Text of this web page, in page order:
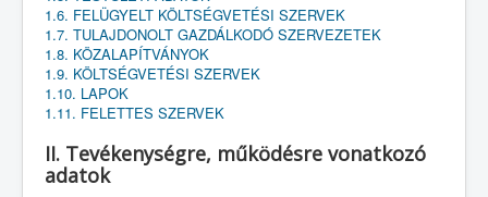
1.6. FELÜGYELT KÖLTSÉGVETÉSI SZERVEK
1.7. TULAJDONOLT GAZDÁLKODÓ SZERVEZETEK
1.8. KÖZALAPÍTVÁNYOK
1.9. KÖLTSÉGVETÉSI SZERVEK
1.10. LAPOK
1.11. FELETTES SZERVEK
II. Tevékenységre, működésre vonatkozó
adatok